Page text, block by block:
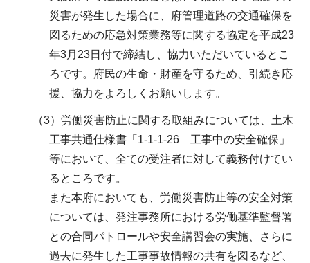
災害が発生した場合に、府管理道路の交通確保を
図るための応急対策業務等に関する協定を平成23
年3月23日付で締結し、協力いただいているとこ
ろです。府民の生命・財産を守るため、引続き応
援、協力をよろしくお願いします。
（3）労働災害防止に関する取組みについては、土木
工事共通仕様書「1-1-1-26 工事中の安全確保」
等において、全ての受注者に対して義務付けてい
るところです。
また本府においても、労働災害防止等の安全対策
については、発注事務所における労働基準監督署
との合同パトロールや安全講習会の実施、さらに
過去に発生した工事事故情報の共有を図るなど、